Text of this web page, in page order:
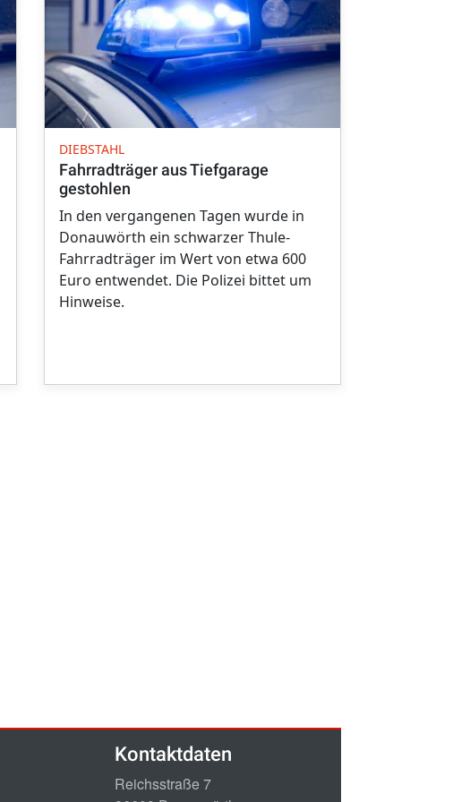
DIEBSTAHL
Fahrradträger aus Tiefgarage
gestohlen
In den vergangenen Tagen wurde in
Donauwörth ein schwarzer Thule-
Fahrradträger im Wert von etwa 600
Euro entwendet. Die Polizei bittet um
Hinweise.
Kontaktdaten
Reichsstraße 7